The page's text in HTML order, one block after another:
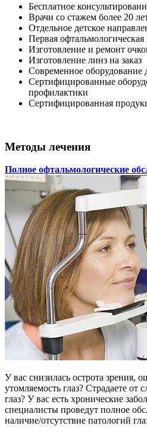
Бесплатное
Врачи со стажем более 20
Отдельное детское
Первая
Изготовление и ремонт
Изготовление линз на заказ
Современное оборудование
Сертифицированные
профилактики
Сертифицированная
Методы лечения
Полное офтальмологические
У вас снизилась острота
утомляемость глаз? Страдаете от
глаз? У вас есть хронические
специалисты проведут полное
наличие/отсутствие патологий